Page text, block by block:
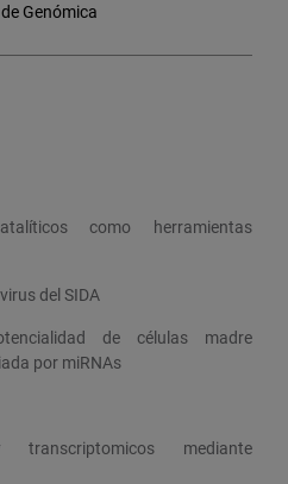
Genómica
como herramientas
del SIDA
de células madre
por miRNAs
mediante